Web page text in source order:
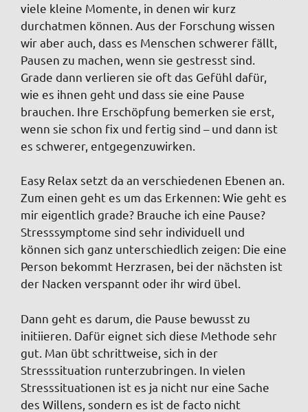
viele kleine Momente, in denen wir kurz
durchatmen können. Aus der Forschung wissen
wir aber auch, dass es Menschen schwerer fällt,
Pausen zu machen, wenn sie gestresst sind.
Grade dann verlieren sie oft das Gefühl dafür,
wie es ihnen geht und dass sie eine Pause
brauchen. Ihre Erschöpfung bemerken sie erst,
wenn sie schon fix und fertig sind – und dann ist
es schwerer, entgegenzuwirken.
Easy Relax setzt da an verschiedenen Ebenen an.
Zum einen geht es um das Erkennen: Wie geht es
mir eigentlich grade? Brauche ich eine Pause?
Stresssymptome sind sehr individuell und
können sich ganz unterschiedlich zeigen: Die eine
Person bekommt Herzrasen, bei der nächsten ist
der Nacken verspannt oder ihr wird übel.
Dann geht es darum, die Pause bewusst zu
initiieren. Dafür eignet sich diese Methode sehr
gut. Man übt schrittweise, sich in der
Stresssituation runterzubringen. In vielen
Stresssituationen ist es ja nicht nur eine Sache
des Willens, sondern es ist de facto nicht